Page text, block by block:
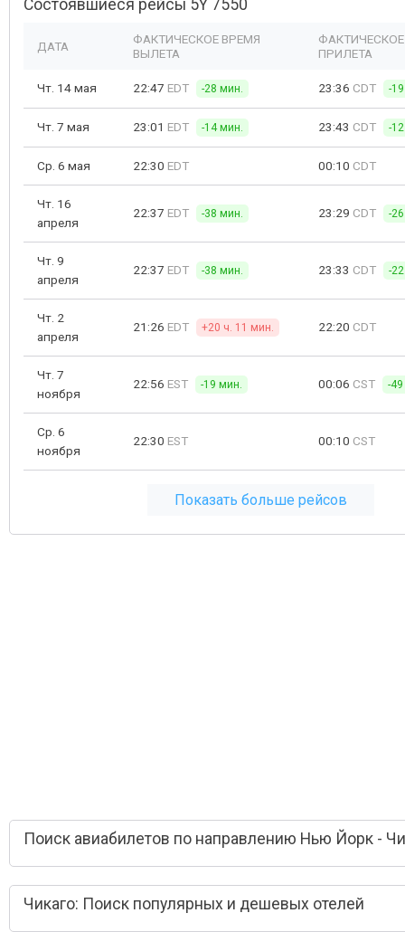
Состоявшиеся рейсы 5Y 7550
ДАТА
ФАКТИЧЕСКОЕ ВРЕМЯ
ВЫЛЕТА
ПРИЛЕТА
Чт. 14 мая 22:47 EDT -28 мин. 23:36 CDT -
Чт. 7 мая 23:01 EDT -14 мин. 23:43 CDT -
Ср. 6 мая 22:30 EDT 00:10 CDT
Чт. 16
апреля
22:37 EDT -38 мин. 23:29 CDT -
Чт. 9
апреля
22:37 EDT -38 мин. 23:33 CDT -
Чт. 2
апреля
21:26 EDT +20 ч. 11 мин. 22:20 CDT
Чт. 7
ноября
22:56 EST -19 мин. 00:06 CST -
Ср. 6
ноября
22:30 EST 00:10 CST
Показать больше рейсов
Поиск авиабилетов по направлению Нью Йорк -
Чикаго: Поиск популярных и дешевых отелей